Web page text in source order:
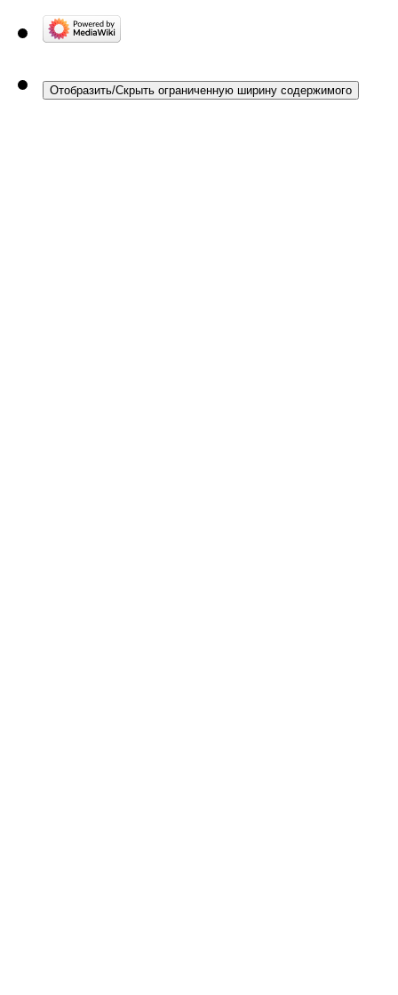
Отобразить/Скрыть ограниченную ширину содержимого